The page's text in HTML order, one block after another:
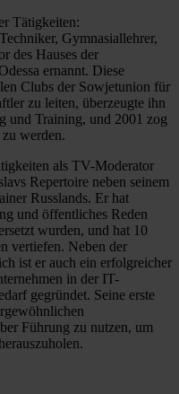
Tätigkeiten:
Gymnasiallehrer,
des Hauses der
ernannt. Diese
Clubs der Sowjetunion für
zu leiten, überzeugte ihn
und Training, und 2001 zog
werden.
als TV-Moderator
Repertoire neben seinem
Russlands. Er hat
und öffentliches Reden
wurden, und hat 10
vertiefen. Neben der
ist er auch ein erfolgreicher
in der IT-
gegründet. Seine erste
Führung zu nutzen, um